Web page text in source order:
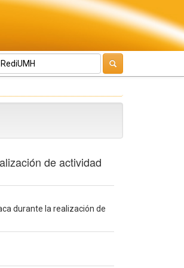
de actividad
durante la realización de